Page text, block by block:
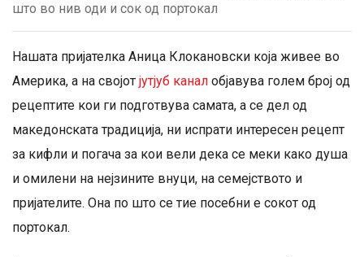
што во нив оди и сок од портокал
Нашата пријателка Аница Клокановски која живее во
Америка, а на својот јутјуб канал објавува голем број од
рецептите кои ги подготвува самата, а се дел од
македонската традиција, ни испрати интересен рецепт
за кифли и погача за кои вели дека се меки како душа
и омилени на нејзините внуци, на семејството и
пријателите. Она по што се тие посебни е сокот од
портокал.